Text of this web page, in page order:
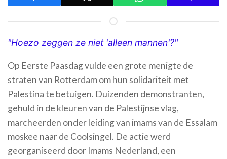
"Hoezo zeggen ze niet 'alleen mannen'?"
Op Eerste Paasdag vulde een grote menigte de
straten van Rotterdam om hun solidariteit met
Palestina te betuigen. Duizenden demonstranten,
gehuld in de kleuren van de Palestijnse vlag,
marcheerden onder leiding van imams van de Essalam
moskee naar de Coolsingel. De actie werd
georganiseerd door Imams Nederland, een